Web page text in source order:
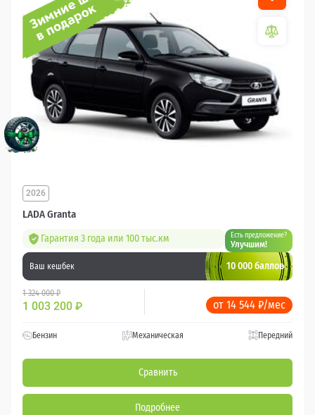
LADA Granta
2026
Гарантия 3 года или 100 тыс.км Есть предложение?
Улучшим!
Ваш кешбек 10 000 баллов
1 324 000 ₽
1 003 200 ₽ от 14 544 ₽/мес
Бензин Механическая Передний
Сравнить
Подробнее